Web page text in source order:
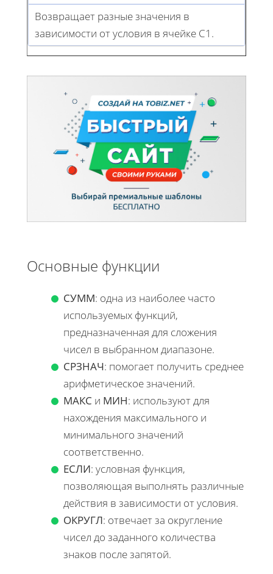
Возвращает разные значения в
зависимости от условия в ячейке C1.
Основные функции
СУММ: одна из наиболее часто
используемых функций,
предназначенная для сложения
чисел в выбранном диапазоне.
СРЗНАЧ: помогает получить среднее
арифметическое значений.
МАКС и МИН: используют для
нахождения максимального и
минимального значений
соответственно.
ЕСЛИ: условная функция,
позволяющая выполнять различные
действия в зависимости от условия.
ОКРУГЛ: отвечает за округление
чисел до заданного количества
знаков после запятой.